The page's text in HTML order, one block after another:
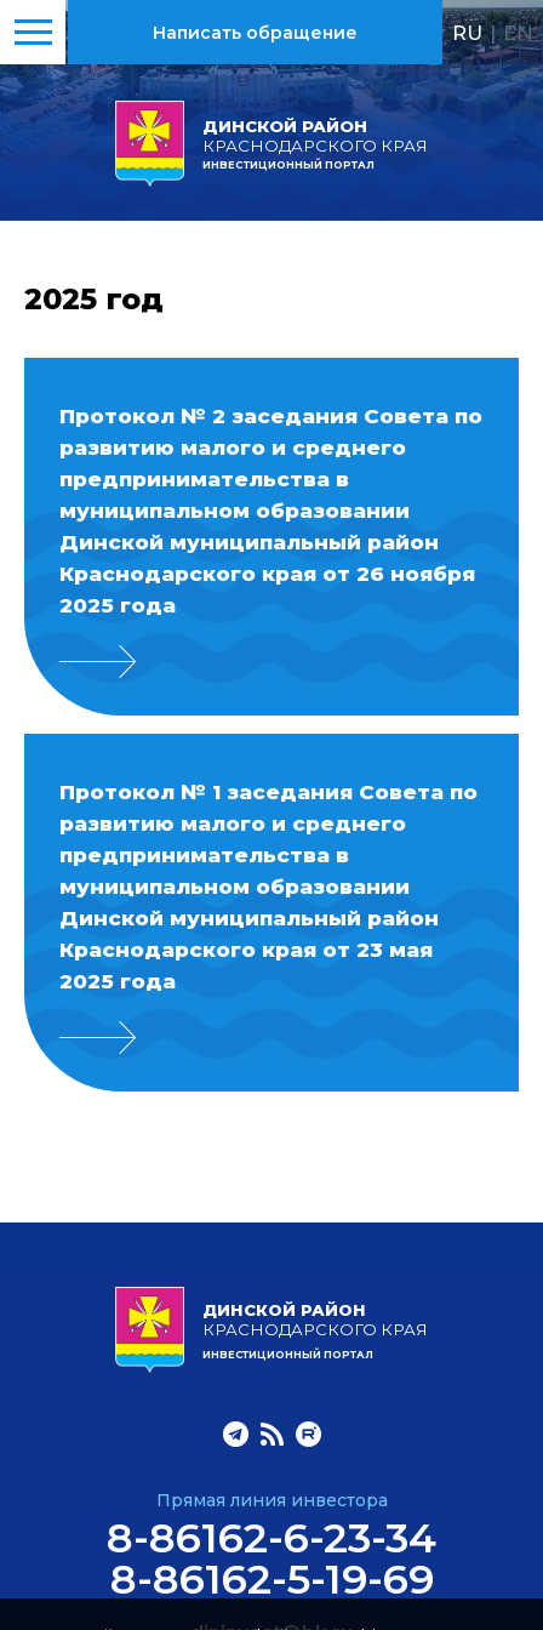
ДИНСКОЙ РАЙОН
КРАСНОДАРСКОГО КРАЯ
ИНВЕСТИЦИОННЫЙ ПОРТАЛ
Написать обращение RU | EN
2025 год
Протокол № 2 заседания Совета по
развитию малого и среднего
предпринимательства в
муниципальном образовании
Динской муниципальный район
Краснодарского края от 26 ноября
2025 года
Протокол № 1 заседания Совета по
развитию малого и среднего
предпринимательства в
муниципальном образовании
Динской муниципальный район
Краснодарского края от 23 мая
2025 года
ДИНСКОЙ РАЙОН
КРАСНОДАРСКОГО КРАЯ
ИНВЕСТИЦИОННЫЙ ПОРТАЛ
Прямая линия инвестора
8-86162-6-23-34
8-86162-5-19-69